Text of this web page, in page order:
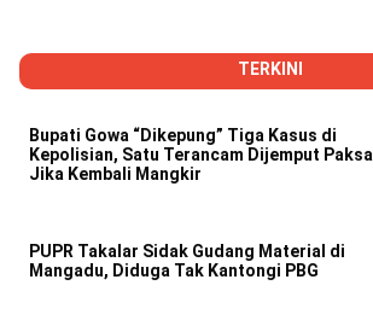
TERKINI
Bupati Gowa “Dikepung” Tiga Kasus di
Kepolisian, Satu Terancam Dijemput Paksa
Jika Kembali Mangkir
PUPR Takalar Sidak Gudang Material di
Mangadu, Diduga Tak Kantongi PBG